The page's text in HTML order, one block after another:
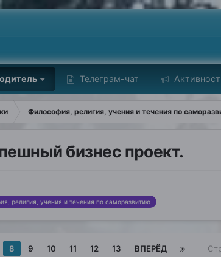
Телеграм-чат
Философия, религия, учения и течения по
бизнес проект.
религия, учения и течения по саморазвитию
8 9 10 11 12 13 ВПЕРЁД